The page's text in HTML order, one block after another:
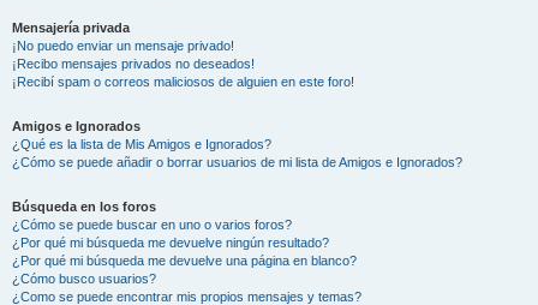
Mensajería privada
¡No puedo enviar un mensaje privado!
¡Recibo mensajes privados no deseados!
¡Recibí spam o correos maliciosos de alguien en este foro!
Amigos e Ignorados
¿Qué es la lista de Mis Amigos e Ignorados?
¿Cómo se puede añadir o borrar usuarios de mi lista de Amigos e Ignorados?
Búsqueda en los foros
¿Cómo se puede buscar en uno o varios foros?
¿Por qué mi búsqueda me devuelve ningún resultado?
¿Por qué mi búsqueda me devuelve una página en blanco?
¿Cómo busco usuarios?
¿Como se puede encontrar mis propios mensajes y temas?